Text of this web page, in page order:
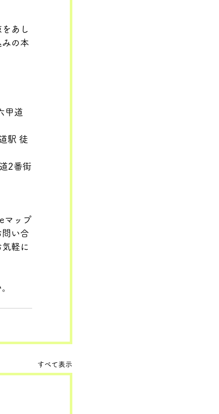
あし
の本
甲道
駅 徒
2番街
マップ
い合
軽に
すべて表示